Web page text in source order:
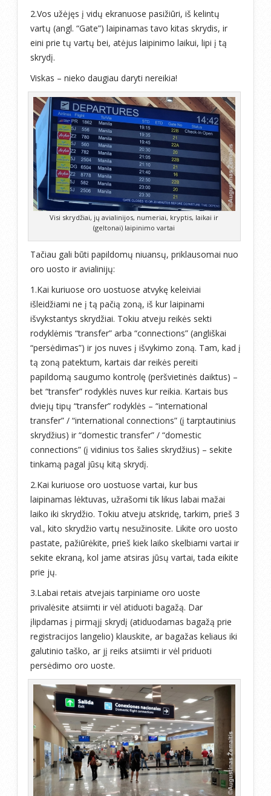
2.Vos užėjęs į vidų ekranuose pasižiūri, iš kelintų
vartų (angl. “Gate”) laipinamas tavo kitas skrydis, ir
eini prie tų vartų bei, atėjus laipinimo laikui, lipi į tą
skrydį.
Viskas – nieko daugiau daryti nereikia!
Visi skrydžiai, jų avialinijos, numeriai, kryptis, laikai ir
(geltonai) laipinimo vartai
Tačiau gali būti papildomų niuansų, priklausomai nuo
oro uosto ir avialinijų:
1.Kai kuriuose oro uostuose atvykę keleiviai
išleidžiami ne į tą pačią zoną, iš kur laipinami
išvykstantys skrydžiai. Tokiu atveju reikės sekti
rodyklėmis “transfer” arba “connections” (angliškai
“persėdimas”) ir jos nuves į išvykimo zoną. Tam, kad į
tą zoną patektum, kartais dar reikės pereiti
papildomą saugumo kontrolę (peršvietinės daiktus) –
bet “transfer” rodyklės nuves kur reikia. Kartais bus
dviejų tipų “transfer” rodyklės – “international
transfer” / “international connections” (į tarptautinius
skrydžius) ir “domestic transfer” / “domestic
connections” (į vidinius tos šalies skrydžius) – sekite
tinkamą pagal jūsų kitą skrydį.
2.Kai kuriuose oro uostuose vartai, kur bus
laipinamas lėktuvas, užrašomi tik likus labai mažai
laiko iki skrydžio. Tokiu atveju atskridę, tarkim, prieš 3
val., kito skrydžio vartų nesužinosite. Likite oro uosto
pastate, pažiūrėkite, prieš kiek laiko skelbiami vartai ir
sekite ekraną, kol jame atsiras jūsų vartai, tada eikite
prie jų.
3.Labai retais atvejais tarpiniame oro uoste
privalėsite atsiimti ir vėl atiduoti bagažą. Dar
įlipdamas į pirmąjį skrydį (atiduodamas bagažą prie
registracijos langelio) klauskite, ar bagažas keliaus iki
galutinio taško, ar jį reiks atsiimti ir vėl priduoti
persėdimo oro uoste.